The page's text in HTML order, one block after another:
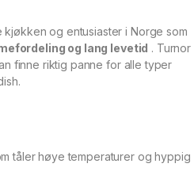
og entusiaster i Norge som
og lang levetid . Turnor
finne riktig panne for alle typer
tåler høye temperaturer og hyppig